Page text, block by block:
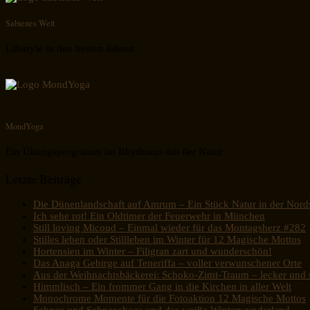
Sabienes Welt
MondYoga
Die Dünenlandschaft auf Amrum – Ein Stück Natur in der
Ich sehe rot! Ein Oldtimer der Feuerwehr in München
Still loving Micoud – Einmal wieder für das Montagsherz #282
Stilles leben oder Stillleben im Winter für 12 Magische Mottos
Hortensien im Winter – Filigran zart und wunderschön!
Das Anaga Gebirge auf Teneriffa – voller verwunschener Orte
Aus der Weihnachtsbäckerei: Schoko-Zimt-Traum – lecker und
Himmlisch – Ein frommer Gang in die Kirchen in aller Welt
Monochrome Momente für die Fotoaktion 12 Magische Mottos